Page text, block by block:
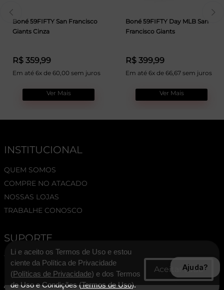
Boné 59FIFTY San Francisco
Giants Cinza
R$ 359,99
Em até 6x de 60,00 sem juros
Ver Mais
Boné 59FIFTY Day MLB San
Francisco Giants
R$ 399,99
Em até 6x de 66,67 sem juros
Ver Mais
INSTITUCIONAL
QUEM SOMOS
COMPRE NO ATACADO
NOSSAS LOJAS
TRABALHE CONOSCO
SUPORTE
TERMOS E CONDIÇÕES
POLÍTICA DE PRIVACIDADE
ASSESSORIA DE IMPRENSA
Li e aceito os Termos de Uso e estou
ciente da Política de Privacidade
(Políticas de Privacidade) e dos Termos
de Uso e Condições (Termos de Uso).
Ajuda?